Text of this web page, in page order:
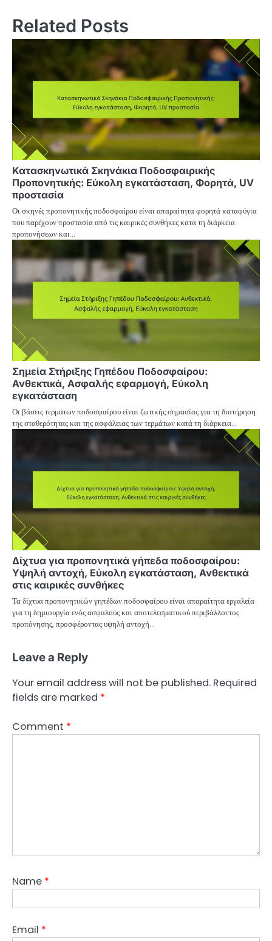
Related Posts
Κατασκηνωτικά Σκηνάκια Ποδοσφαιρικής
Προπονητικής: Εύκολη εγκατάσταση, Φορητά, UV
προστασία
Οι σκηνές προπονητικής ποδοσφαίρου είναι απαραίτητα φορητά καταφύγια
που παρέχουν προστασία από τις καιρικές συνθήκες κατά τη διάρκεια
προπονήσεων και…
Σημεία Στήριξης Γηπέδου Ποδοσφαίρου:
Ανθεκτικά, Ασφαλής εφαρμογή, Εύκολη
εγκατάσταση
Οι βάσεις τερμάτων ποδοσφαίρου είναι ζωτικής σημασίας για τη διατήρηση
της σταθερότητας και της ασφάλειας των τερμάτων κατά τη διάρκεια…
Δίχτυα για προπονητικά γήπεδα ποδοσφαίρου:
Υψηλή αντοχή, Εύκολη εγκατάσταση, Ανθεκτικά
στις καιρικές συνθήκες
Τα δίχτυα προπονητικών γηπέδων ποδοσφαίρου είναι απαραίτητα εργαλεία
για τη δημιουργία ενός ασφαλούς και αποτελεσματικού περιβάλλοντος
προπόνησης, προσφέροντας υψηλή αντοχή…
Leave a Reply
Your email address will not be published. Required
fields are marked *
Comment *
Name *
Email *